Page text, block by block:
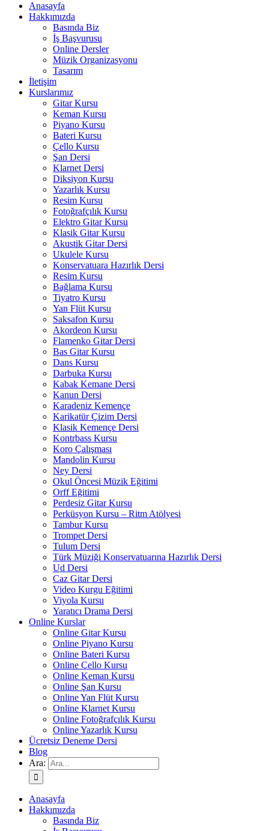
Anasayfa
Hakkımızda
Basında Biz
İş Başvurusu
Online Dersler
Müzik Organizasyonu
Tasarım
İletişim
Kurslarımız
Gitar Kursu
Keman Kursu
Piyano Kursu
Bateri Kursu
Çello Kursu
Şan Dersi
Klarnet Dersi
Diksiyon Kursu
Yazarlık Kursu
Resim Kursu
Fotoğrafçılık Kursu
Elektro Gitar Kursu
Klasik Gitar Kursu
Akustik Gitar Dersi
Ukulele Kursu
Konservatuara Hazırlık Dersi
Resim Kursu
Bağlama Kursu
Tiyatro Kursu
Yan Flüt Kursu
Saksafon Kursu
Akordeon Kursu
Flamenko Gitar Dersi
Bas Gitar Kursu
Dans Kursu
Darbuka Kursu
Kabak Kemane Dersi
Kanun Dersi
Karadeniz Kemençe
Karikatür Çizim Dersi
Klasik Kemençe Dersi
Kontrbass Kursu
Koro Çalışması
Mandolin Kursu
Ney Dersi
Okul Öncesi Müzik Eğitimi
Orff Eğitimi
Perdesiz Gitar Kursu
Perküsyon Kursu – Ritm Atölyesi
Tambur Kursu
Trompet Dersi
Tulum Dersi
Türk Müziği Konservatuarına Hazırlık Dersi
Ud Dersi
Caz Gitar Dersi
Video Kurgu Eğitimi
Viyola Kursu
Yaratıcı Drama Dersi
Online Kurslar
Online Gitar Kursu
Online Piyano Kursu
Online Bateri Kursu
Online Çello Kursu
Online Keman Kursu
Online Şan Kursu
Online Yan Flüt Kursu
Online Klarnet Kursu
Online Fotoğrafçılık Kursu
Online Yazarlık Kursu
Ücretsiz Deneme Dersi
Blog
Ara:
Anasayfa
Hakkımızda
Basında Biz